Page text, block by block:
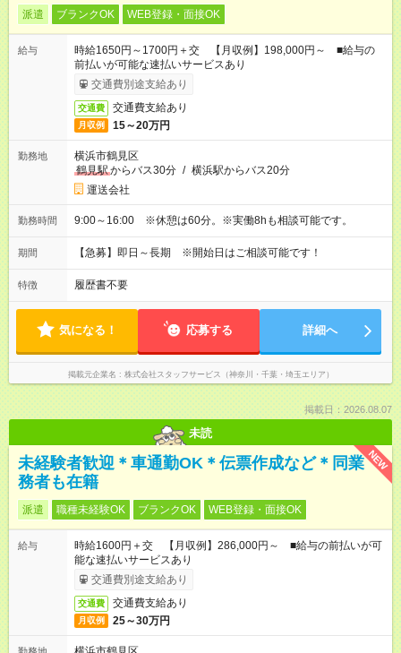
派遣 ブランクOK WEB登録・面接OK
給与
時給1650円～1700円＋交 【月収例】198,000円～ ■給与の
前払いが可能な速払いサービスあり
交通費別途支給あり
交通費 交通費支給あり
月収例 15～20万円
勤務地
横浜市鶴見区
鶴見駅からバス30分 / 横浜駅からバス20分
運送会社
勤務時間 9:00～16:00 ※休憩は60分。※実働8hも相談可能です。
期間 【急募】即日～長期 ※開始日はご相談可能です！
特徴 履歴書不要
気になる！ 応募する 詳細へ
掲載元企業名 株式会社スタッフサービス（神奈川・千葉・埼玉エリア）
掲載日：2026.08.07
未読
NEW
未経験者歓迎＊車通勤OK＊伝票作成など＊同業
務者も在籍
派遣 職種未経験OK ブランクOK WEB登録・面接OK
給与
時給1600円＋交 【月収例】286,000円～ ■給与の前払いが可
能な速払いサービスあり
交通費別途支給あり
交通費 交通費支給あり
月収例 25～30万円